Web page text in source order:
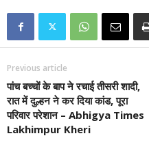
Previous article
पांच बच्चों के बाप ने रचाई तीसरी शादी,
रात में दुल्हन ने कर दिया कांड, पूरा
परिवार परेशान – Abhigya Times
Lakhimpur Kheri